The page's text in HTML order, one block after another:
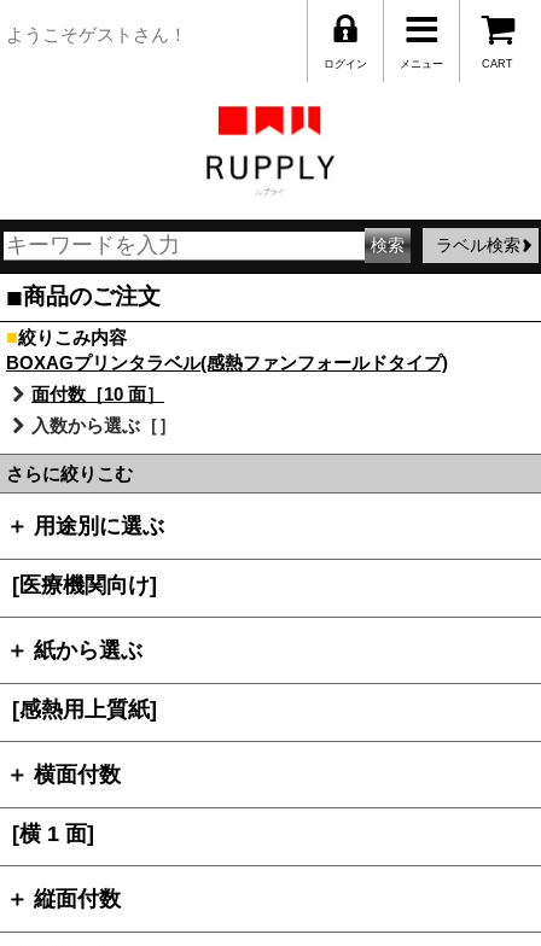
ようこそゲストさん！
CART
メニュー
ログイン
ラベル検索
■商品のご注文
■絞りこみ内容
BOXAGプリンタラベル(感熱ファンフォールドタイプ)
面付数［10 面］
入数から選ぶ［］
さらに絞りこむ
＋ 用途別に選ぶ
[医療機関向け]
＋ 紙から選ぶ
[感熱用上質紙]
＋ 横面付数
[横 1 面]
＋ 縦面付数